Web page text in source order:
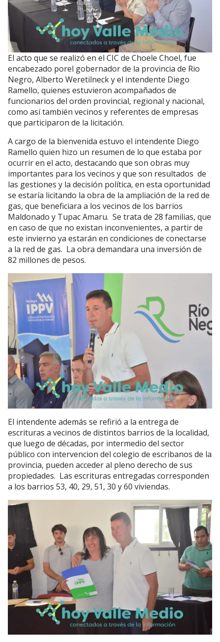
El acto que se realizó en el CIC de Choele Choel, fue
encabezado porel gobernador de la provincia de Rio
Negro, Alberto Weretilneck y el intendente Diego
Ramello, quienes estuvieron acompañados de
funcionarios del orden provincial, regional y nacional,
como así también vecinos y referentes de empresas
que participaron de la licitación.
A cargo de la bienvenida estuvo el intendente Diego
Ramello quien hizo un resumen de lo que estaba por
ocurrir en el acto, destacando que son obras muy
importantes para los vecinos y que son resultados de
las gestiones y la decisión política, en esta oportunidad
se estaría licitando la obra de la ampliación de la red de
gas, que beneficiara a los vecinos de los barrios
Maldonado y Tupac Amaru. Se trata de 28 familias, que
en caso de que no existan inconvenientes, a partir de
este invierno ya estarán en condiciones de conectarse
a la red de gas. La obra demandara una inversión de
82 millones de pesos.
El intendente además se refirió a la entrega de
escrituras a vecinos de distintos barrios de la localidad,
que luego de décadas, por intermedio del sector
público con intervencion del colegio de escribanos de la
provincia, pueden acceder al pleno derecho de sus
propiedades. Las escrituras entregadas corresponden
a los barrios 53, 40, 29, 51, 30 y 60 viviendas.